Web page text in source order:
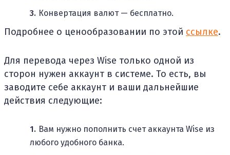
Конвертация валют — бесплатно.
Подробнее о ценообразовании по этой ссылке.
Для перевода через Wise только одной из
сторон нужен аккаунт в системе. То есть, вы
заводите себе аккаунт и ваши дальнейшие
действия следующие:
Вам нужно пополнить счет аккаунта Wise из
любого удобного банка.